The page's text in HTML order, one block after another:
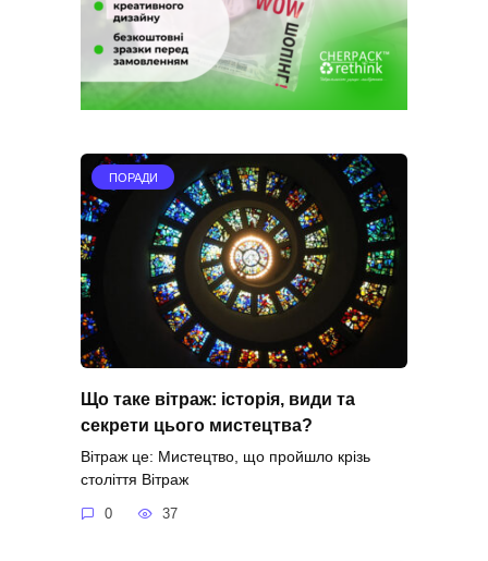
ПОРАДИ
Що таке вітраж: історія, види та
секрети цього мистецтва?
Вітраж це: Мистецтво, що пройшло крізь
століття Вітраж
0 37